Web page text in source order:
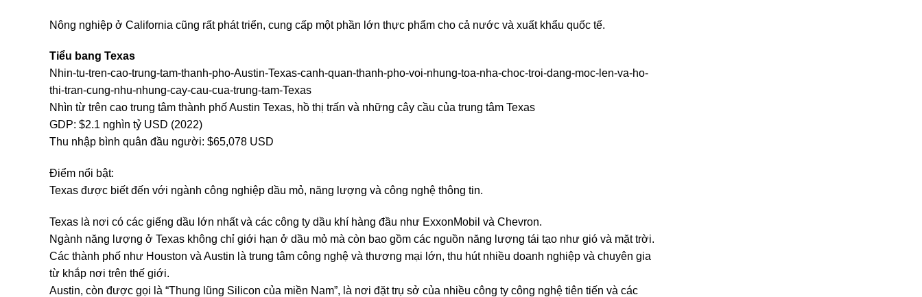
Nông nghiệp ở California cũng rất phát triển, cung cấp một phần lớn thực phẩm cho cả nước và xuất khẩu quốc tế.
Tiểu bang Texas
Nhin-tu-tren-cao-trung-tam-thanh-pho-Austin-Texas-canh-quan-thanh-pho-voi-nhung-toa-nha-choc-troi-dang-moc-len-va-ho-
thi-tran-cung-nhu-nhung-cay-cau-cua-trung-tam-Texas
Nhìn từ trên cao trung tâm thành phố Austin Texas, hồ thị trấn và những cây cầu của trung tâm Texas
GDP: $2.1 nghìn tỷ USD (2022)
Thu nhập bình quân đầu người: $65,078 USD
Điểm nổi bật:
Texas được biết đến với ngành công nghiệp dầu mỏ, năng lượng và công nghệ thông tin.
Texas là nơi có các giếng dầu lớn nhất và các công ty dầu khí hàng đầu như ExxonMobil và Chevron.
Ngành năng lượng ở Texas không chỉ giới hạn ở dầu mỏ mà còn bao gồm các nguồn năng lượng tái tạo như gió và mặt trời.
Các thành phố như Houston và Austin là trung tâm công nghệ và thương mại lớn, thu hút nhiều doanh nghiệp và chuyên gia
từ khắp nơi trên thế giới.
Austin, còn được gọi là “Thung lũng Silicon của miền Nam”, là nơi đặt trụ sở của nhiều công ty công nghệ tiên tiến và các